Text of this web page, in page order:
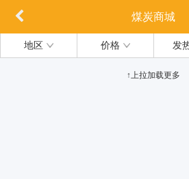
煤炭商城
地区 价格 发
↑上拉加载更多